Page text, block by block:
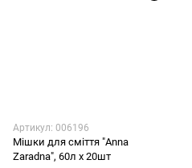
Артикул: 006196
Мішки для сміття "Anna
Zaradna", 60л х 20шт